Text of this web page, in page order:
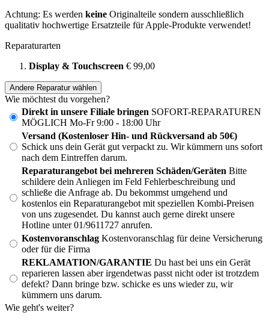
Achtung: Es werden keine Originalteile sondern ausschließlich
qualitativ hochwertige Ersatzteile für Apple-Produkte verwendet!
Reparaturarten
Display & Touchscreen € 99,00
Andere Reparatur wählen
Wie möchtest du vorgehen?
Direkt in unsere Filiale bringen SOFORT-REPARATUREN
MÖGLICH Mo-Fr 9:00 - 18:00 Uhr
Versand (Kostenloser Hin- und Rückversand ab 50€)
Schick uns dein Gerät gut verpackt zu. Wir kümmern uns sofort
nach dem Eintreffen darum.
Reparaturangebot bei mehreren Schäden/Geräten Bitte
schildere dein Anliegen im Feld Fehlerbeschreibung und
schließe die Anfrage ab. Du bekommst umgehend und
kostenlos ein Reparaturangebot mit speziellen Kombi-Preisen
von uns zugesendet. Du kannst auch gerne direkt unsere
Hotline unter 01/9611727 anrufen.
Kostenvoranschlag Kostenvoranschlag für deine Versicherung
oder für die Firma
REKLAMATION/GARANTIE Du hast bei uns ein Gerät
reparieren lassen aber irgendetwas passt nicht oder ist trotzdem
defekt? Dann bringe bzw. schicke es uns wieder zu, wir
kümmern uns darum.
Wie geht's weiter?